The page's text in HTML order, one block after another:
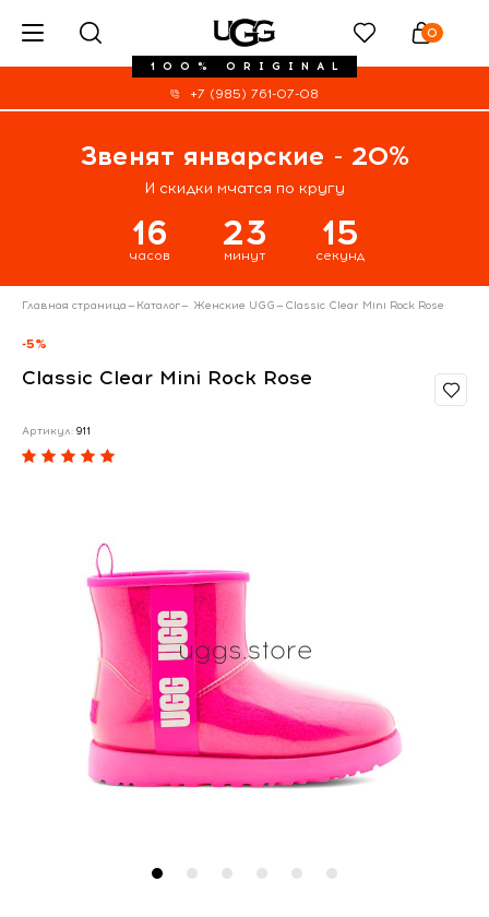
100% ORIGINAL
0
+7 (985) 761-07-08
Звенят январские - 20%
И скидки мчатся по кругу
16
часов
23
минут
14
секунд
Главная страница— Каталог— Женские UGG— Classic Clear Mini Rock Rose
-5%
Classic Clear Mini Rock Rose
Артикул: 911